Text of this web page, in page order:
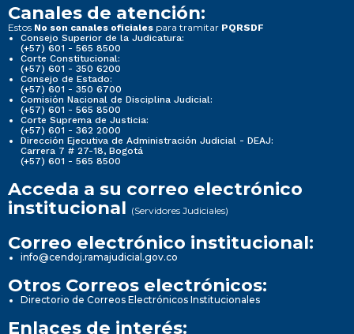
Canales de atención:
Estos No son canales oficiales para tramitar PQRSDF
Consejo Superior de la Judicatura:
(+57) 601 - 565 8500
Corte Constitucional:
(+57) 601 - 350 6200
Consejo de Estado:
(+57) 601 - 350 6700
Comisión Nacional de Disciplina Judicial:
(+57) 601 - 565 8500
Corte Suprema de Justicia:
(+57) 601 - 362 2000
Dirección Ejecutiva de Administración Judicial - DEAJ:
Carrera 7 # 27-18, Bogotá
(+57) 601 - 565 8500
Acceda a su correo electrónico
institucional (Servidores Judiciales)
Correo electrónico institucional:
info@cendoj.ramajudicial.gov.co
Otros Correos electrónicos:
Directorio de Correos Electrónicos Institucionales
Enlaces de interés: